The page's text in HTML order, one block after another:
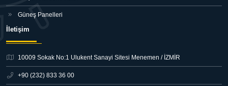
Güneş Panelleri
İletişim
10009 Sokak No:1 Ulukent Sanayi Sitesi Menemen / İZMİR
+90 (232) 833 36 00